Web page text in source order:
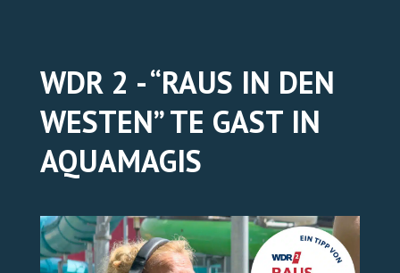
TICKETS ONLINE
WDR 2 - “RAUS IN DEN
WESTEN” TE GAST IN
AQUAMAGIS